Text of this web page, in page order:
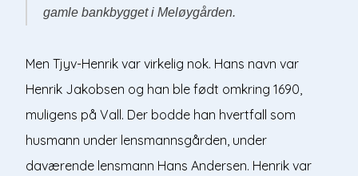
gamle bankbygget i Meløygården.
Men Tjyv-Henrik var virkelig nok. Hans navn var
Henrik Jakobsen og han ble født omkring 1690,
muligens på Vall. Der bodde han hvertfall som
husmann under lensmannsgården, under
daværende lensmann Hans Andersen. Henrik var